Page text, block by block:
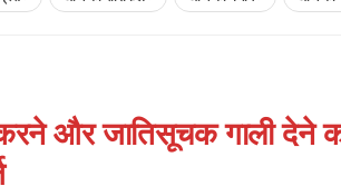
और जातिसूचक गाली देने